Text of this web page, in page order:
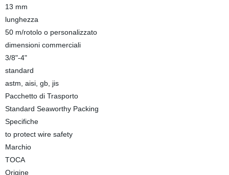
13 mm
lunghezza
50 m/rotolo o personalizzato
dimensioni commerciali
3/8"-4"
standard
astm, aisi, gb, jis
Pacchetto di Trasporto
Standard Seaworthy Packing
Specifiche
to protect wire safety
Marchio
TOCA
Origine